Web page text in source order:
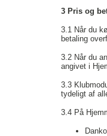
3 Pris og
3.1 Når du
betaling
3.2 Når du
angivet i
3.3
tydeligt af
3.4 På